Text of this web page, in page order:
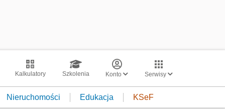
Kalkulatory Szkolenia Konto Serwisy
Nieruchomości Edukacja KSeF